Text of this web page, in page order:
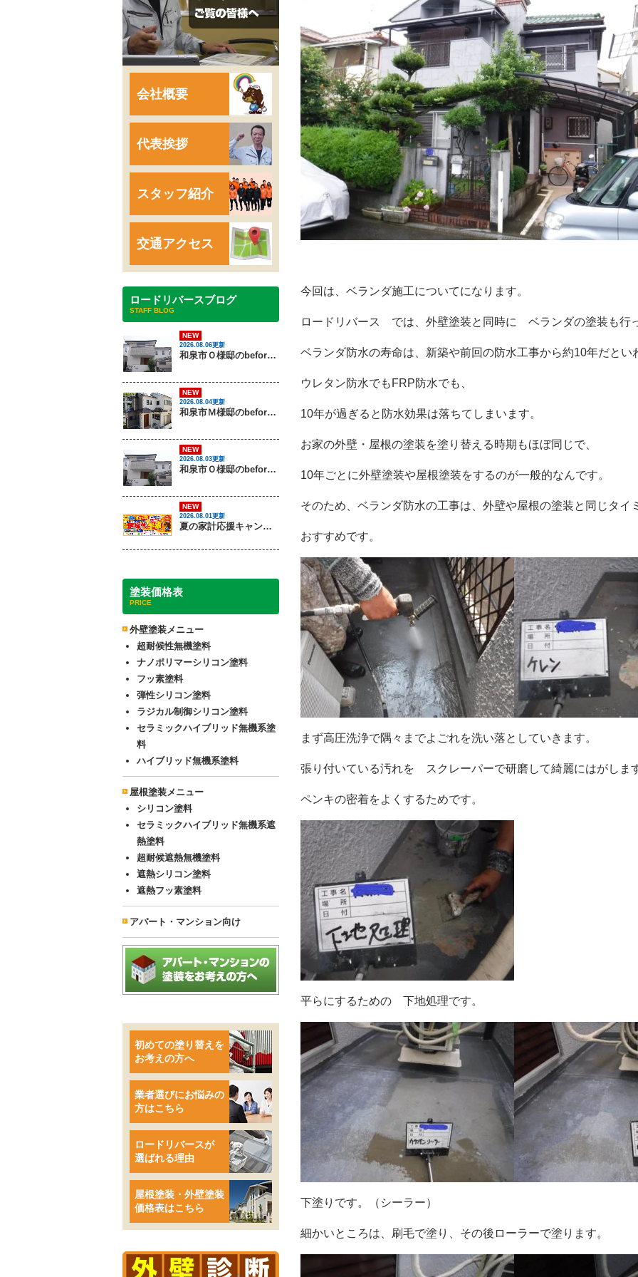
今回は、ベランダ施工についてになります。
ロードリバース では、外壁塗装と同時に ベランダの塗装も行
ベランダ防水の寿命は、新築や前回の防水工事から約10年だとい
ウレタン防水でもFRP防水でも、
10年が過ぎると防水効果は落ちてしまいます。
お家の外壁・屋根の塗装を塗り替える時期もほぼ同じで、
10年ごとに外壁塗装や屋根塗装をするのが一般的なんです。
そのため、ベランダ防水の工事は、外壁や屋根の塗装と同じタイ
おすすめです。
まず高圧洗浄で隅々までよごれを洗い落としていきます。
張り付いている汚れを スクレーパーで研磨して綺麗にはがしま
ペンキの密着をよくするためです。
平らにするための 下地処理です。
下塗りです。（シーラー）
細かいところは、刷毛で塗り、その後ローラーで塗ります。
会社概要
代表挨拶
スタッフ紹介
交通アクセス
ロードリバースブログ
STAFF BLOG
NEW
2026.08.06更新
和泉市Ｏ様邸のbeforeとafter（外壁塗装）
NEW
2026.08.04更新
和泉市Ｍ様邸のbeforeとafter（外壁塗装・屋根塗装）
NEW
2026.08.03更新
和泉市Ｏ様邸のbeforeとafter（外壁塗装）
NEW
2026.08.01更新
夏の家計応援キャンペーン開催！足場代半額でお得に外壁・屋根塗装を始めるチャンス【8月30日まで】
塗装価格表
PRICE
外壁塗装メニュー
超耐候性無機塗料
ナノポリマーシリコン塗料
フッ素塗料
弾性シリコン塗料
ラジカル制御シリコン塗料
セラミックハイブリッド無機系塗
料
ハイブリッド無機系塗料
屋根塗装メニュー
シリコン塗料
セラミックハイブリッド無機系遮
熱塗料
超耐候遮熱無機塗料
遮熱シリコン塗料
遮熱フッ素塗料
アパート・マンション向け
初めての塗り替えを
お考えの方へ
業者選びにお悩みの
方はこちら
ロードリバースが
選ばれる理由
屋根塗装・外壁塗装
価格表はこちら